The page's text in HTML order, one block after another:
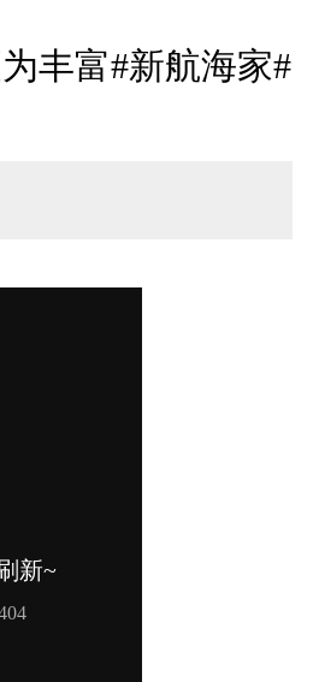
丰富#新航海家#